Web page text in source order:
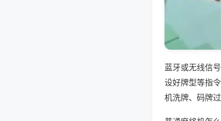
蓝牙或无线信
设好牌型等指
机洗牌、码牌